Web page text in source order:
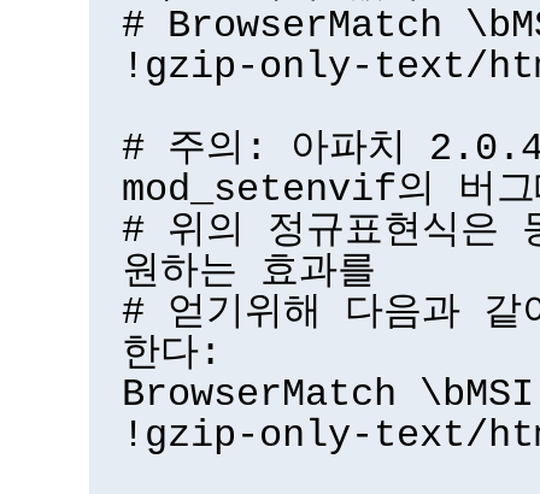
# BrowserMatch
!gzip-only-text/
# 주의: 아파치
mod_setenvif의 버그
# 위의 정규표현식은
원하는 효과를
# 얻기위해 다음과 같
한다:
BrowserMatch
!gzip-only-text/